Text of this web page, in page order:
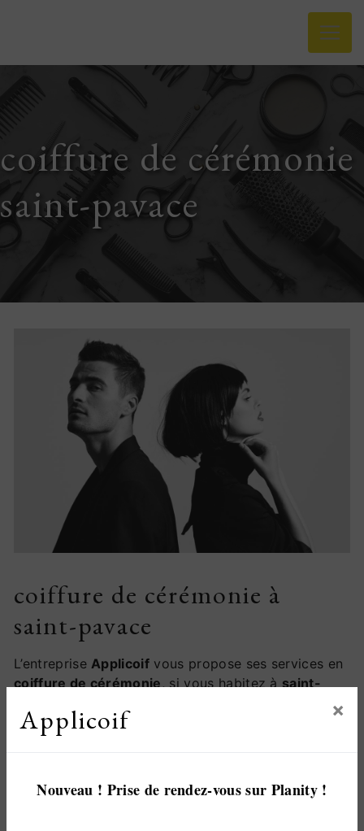
Applicoif ×
Nouveau ! Prise de rendez-vous sur Planity !
coiffure de cérémonie
saint-pavace
coiffure de cérémonie à
saint-pavace
L’entrepriseApplicoif vous propose ses services en
coiffure de cérémonie, si vous habitez àsaint-
savoir-faire de qualité, nous mettons tout en oeuvre
sommes à l’écoute de vos besoins. Si vous habitez
saint-pavace, nous sommes à votre disposition